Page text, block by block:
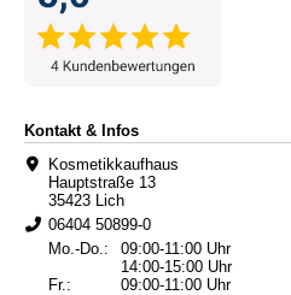
Kontakt & Infos
Kosmetikkaufhaus
Hauptstraße 13
35423 Lich
06404 50899-0
Mo.-Do.:
09:00-11:00 Uhr
14:00-15:00 Uhr
Fr.:
09:00-11:00 Uhr